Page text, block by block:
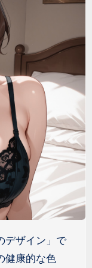
健康的な色